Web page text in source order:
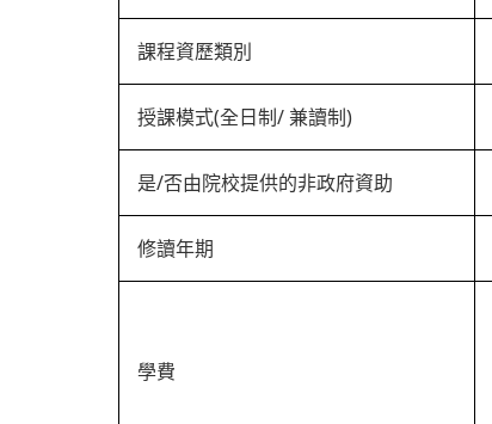
課程資歷類別
授課模式(全日制/ 兼讀制)
是/否由院校提供的非政府資助
修讀年期
學費